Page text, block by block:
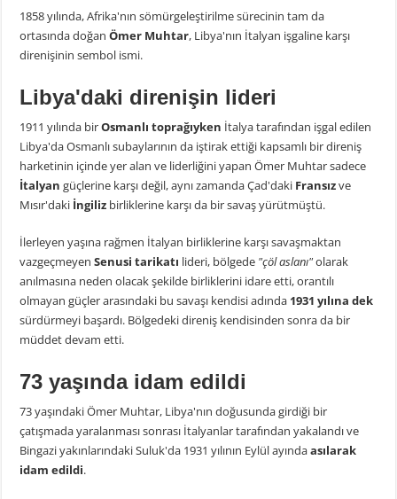
1858 yılında, Afrika'nın sömürgeleştirilme sürecinin tam da
ortasında doğanÖmer Muhtar, Libya'nın İtalyan işgaline karşı
direnişinin sembol ismi.
Libya'daki direnişin lideri
1911 yılında birOsmanlı toprağıyken İtalya tarafından işgal edilen
Libya'da Osmanlı subaylarının da iştirak ettiği kapsamlı bir direniş
harketinin içinde yer alan ve liderliğini yapan Ömer Muhtar sadece
İtalyan güçlerine karşı değil, aynı zamanda Çad'daki Fransızve
Mısır'daki İngiliz birliklerine karşı da bir savaş yürütmüştü.
İlerleyen yaşına rağmen İtalyan birliklerine karşı savaşmaktan
vazgeçmeyenSenusi tarikatı lideri, bölgede "çöl aslanı"olarak
anılmasına neden olacak şekilde birliklerini idare etti, orantılı
olmayan güçler arasındaki bu savaşı kendisi adında 1931 yılına dek
sürdürmeyi başardı. Bölgedeki direniş kendisinden sonra da bir
müddet devam etti.
73 yaşında idam edildi
73 yaşındaki Ömer Muhtar, Libya'nın doğusunda girdiği bir
çatışmada yaralanması sonrası İtalyanlar tarafından yakalandı ve
Bingazi yakınlarındaki Suluk'da 1931 yılının Eylül ayındaasılarak
idam edildi.